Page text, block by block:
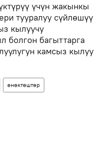
үчүн жакынкы
тууралуу сүйлөшүү
кылуучу
болгон багыттарга
камсыз кылуу
өнөктөштөр